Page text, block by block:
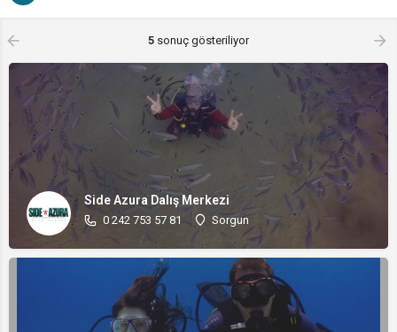
5 sonuç gösteriliyor
Side Azura Dalış Merkezi
0 242 753 57 81 Sorgun